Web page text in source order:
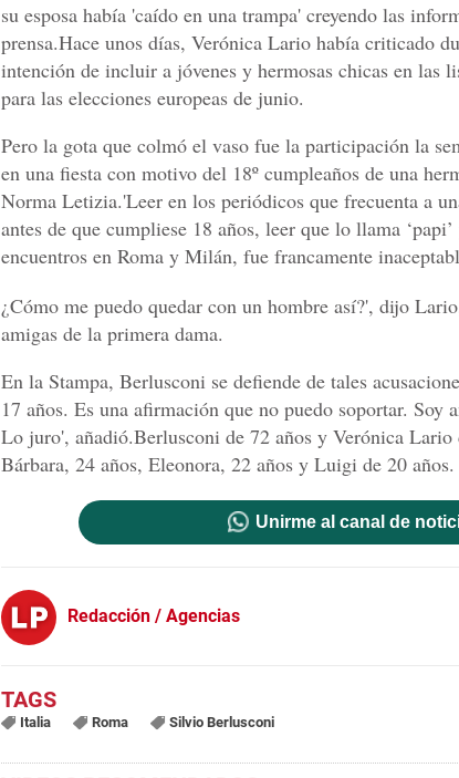
su esposa había 'caído en una trampa' creyendo las
prensa.Hace unos días, Verónica Lario había criticado
intención de incluir a jóvenes y hermosas chicas en las
para las elecciones europeas de junio.
Pero la gota que colmó el vaso fue la participación la
en una fiesta con motivo del 18º cumpleaños de una
Norma Letizia.'Leer en los periódicos que frecuenta a
antes de que cumpliese 18 años, leer que lo llama
encuentros en Roma y Milán, fue francamente
¿Cómo me puedo quedar con un hombre así?', dijo
amigas de la primera dama.
En la Stampa, Berlusconi se defiende de tales
17 años. Es una afirmación que no puedo soportar. Soy
Lo juro', añadió.Berlusconi de 72 años y Verónica Lario
Bárbara, 24 años, Eleonora, 22 años y Luigi de 20
Unirme al canal de
Redacción / Agencias
Italia Roma Silvio Berlusconi